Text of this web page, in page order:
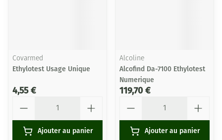
Covarmed
Ethylotest Usage Unique
4,55 €
Ajouter au panier
Alcoline
Alcofind Da-7100 Ethylotest
Numerique
119,70 €
Ajouter au panier